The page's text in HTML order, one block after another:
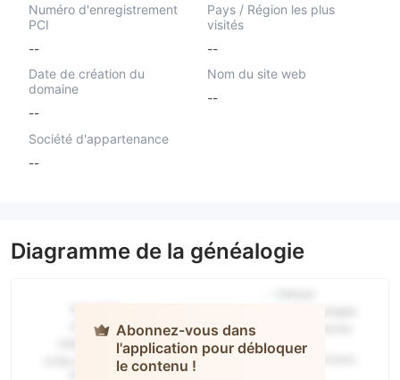
Numéro d'enregistrement
PCI
--
Pays / Région les plus
visités
--
Date de création du
domaine
--
Nom du site web
--
Société d'appartenance
--
Diagramme de la généalogie
Abonnez-vous dans
l'application pour débloquer
le contenu !TREASURY
VAULT